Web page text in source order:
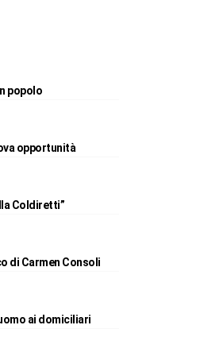
popolo
opportunità
Coldiretti”
di Carmen Consoli
ai domiciliari